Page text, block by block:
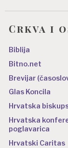
Crkva i
Biblija
Bitno.net
Brevijar
Glas Koncila
Hrvatska
Hrvatska
poglavarica
Hrvatski Caritas